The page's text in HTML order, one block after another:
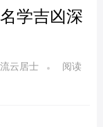
学吉凶深
云居士
阅读